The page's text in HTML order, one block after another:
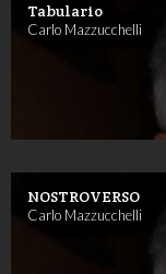
Tabulario
Carlo Mazzucchelli
NOSTROVERSO
Carlo Mazzucchelli